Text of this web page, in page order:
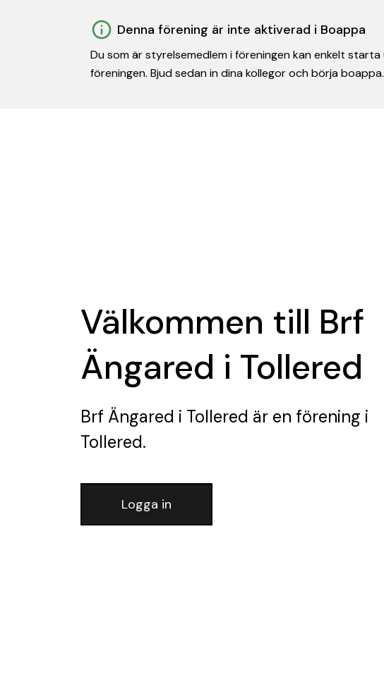
Denna förening är inte aktiverad i Boappa
Du som är styrelsemedlem i föreningen kan enkelt
föreningen. Bjud sedan in dina kollegor och börja boappa.
Välkommen till Brf
Ängared i Tollered
Brf Ängared i Tollered är en förening i
Tollered.
Logga in